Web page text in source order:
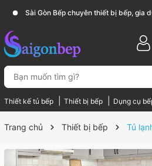
Sài Gòn Bếp chuyên thiết bị bếp, gia
Thiết kế tủ bếp Thiết bị bếp Dụng cụ
Trang chủ Thiết bị bếp Tủ